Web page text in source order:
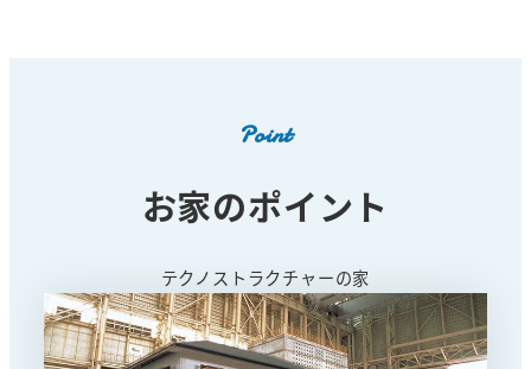
Point
お家のポイント
テクノストラクチャーの家